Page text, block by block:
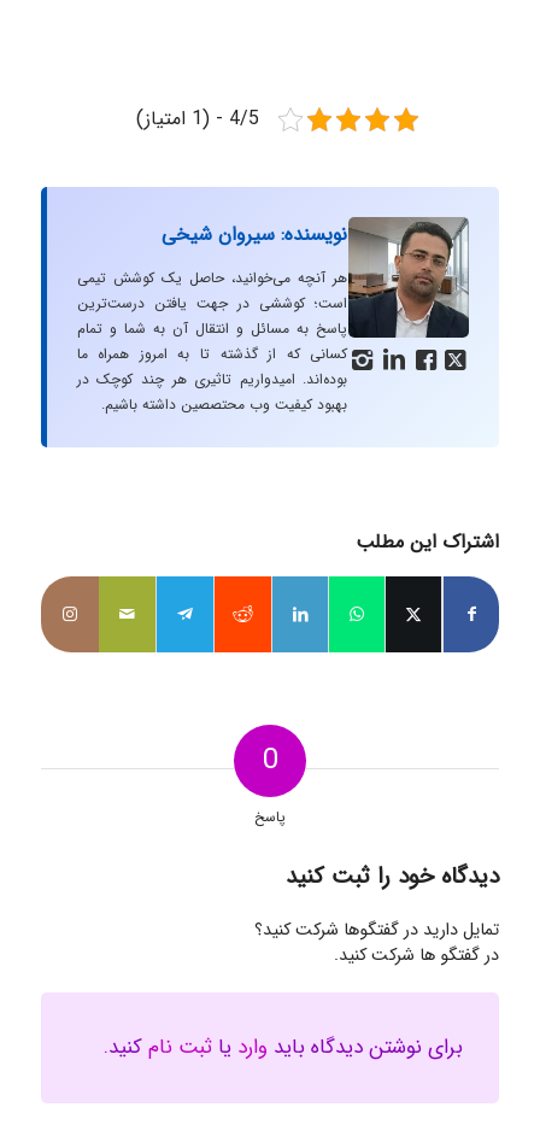
4/5 - (1 امتیاز)
   
نویسنده: سیروان شیخی
هر آنچه می‌خوانید، حاصل یک کوشش تیمی
است؛ کوششی در جهت یافتن درست‌ترین
پاسخ به مسائل و انتقال آن به شما و تمام
کسانی که از گذشته تا به امروز همراه ما
بوده‌اند. امیدواریم تاثیری هر چند کوچک در
بهبود کیفیت وب محتصصین داشته باشیم.
اشتراک این مطلب
0
پاسخ
دیدگاه خود را ثبت کنید
تمایل دارید در گفتگوها شرکت کنید؟
در گفتگو ها شرکت کنید.
برای نوشتن دیدگاه باید وارد یا ثبت نامکنید.